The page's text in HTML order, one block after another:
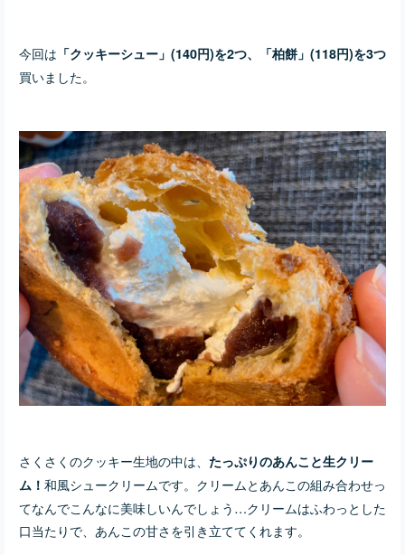
今回は 「クッキーシュー」(140円)を2つ、「柏餅」(118円)を3つ
買いました。
さくさくのクッキー生地の中は、 たっぷりのあんこと生クリー
ム！ 和風シュークリームです。クリームとあんこの組み合わせっ
てなんでこんなに美味しいんでしょう…クリームはふわっとした
口当たりで、あんこの甘さを引き立ててくれます。